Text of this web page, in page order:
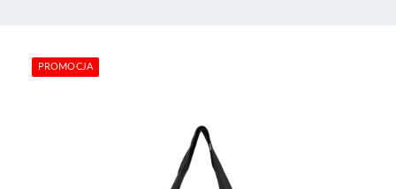
PROMOCJA